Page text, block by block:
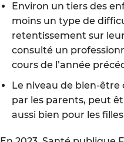
Environ un tiers des
moins un type de
retentissement sur
consulté un
cours de l’année
Le niveau de bien-être
par les parents, peut
aussi bien pour les